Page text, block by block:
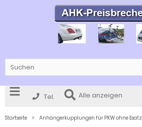
Tel. Alle anzeigen
Startseite Anhängerkupplungen für PKW ohne Esatz